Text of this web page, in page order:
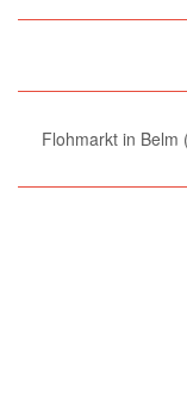
Flohmarkt in Belm